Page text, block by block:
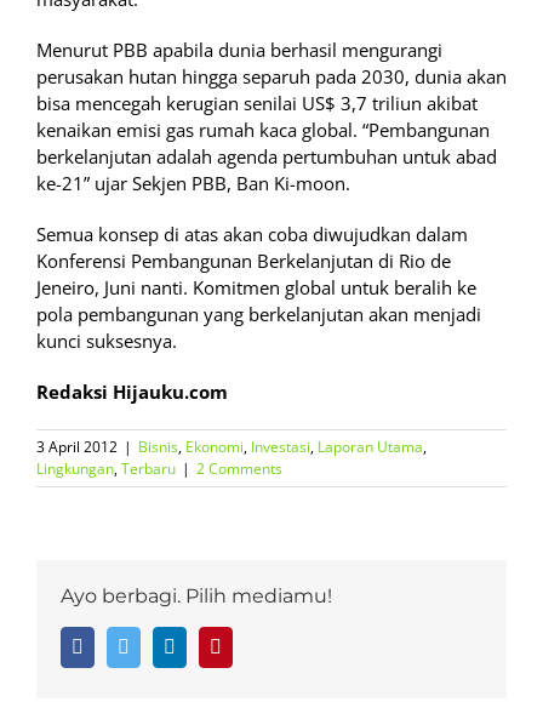
Menurut PBB apabila dunia berhasil mengurangi
perusakan hutan hingga separuh pada 2030, dunia akan
bisa mencegah kerugian senilai US$ 3,7 triliun akibat
kenaikan emisi gas rumah kaca global. “Pembangunan
berkelanjutan adalah agenda pertumbuhan untuk abad
ke-21” ujar Sekjen PBB, Ban Ki-moon.
Semua konsep di atas akan coba diwujudkan dalam
Konferensi Pembangunan Berkelanjutan di Rio de
Jeneiro, Juni nanti. Komitmen global untuk beralih ke
pola pembangunan yang berkelanjutan akan menjadi
kunci suksesnya.
Redaksi Hijauku.com
3 April 2012 | Bisnis, Ekonomi, Investasi, Laporan Utama,
Lingkungan,Terbaru | 2 Comments
Ayo berbagi. Pilih mediamu!
FacebookTwitter LinkedIn